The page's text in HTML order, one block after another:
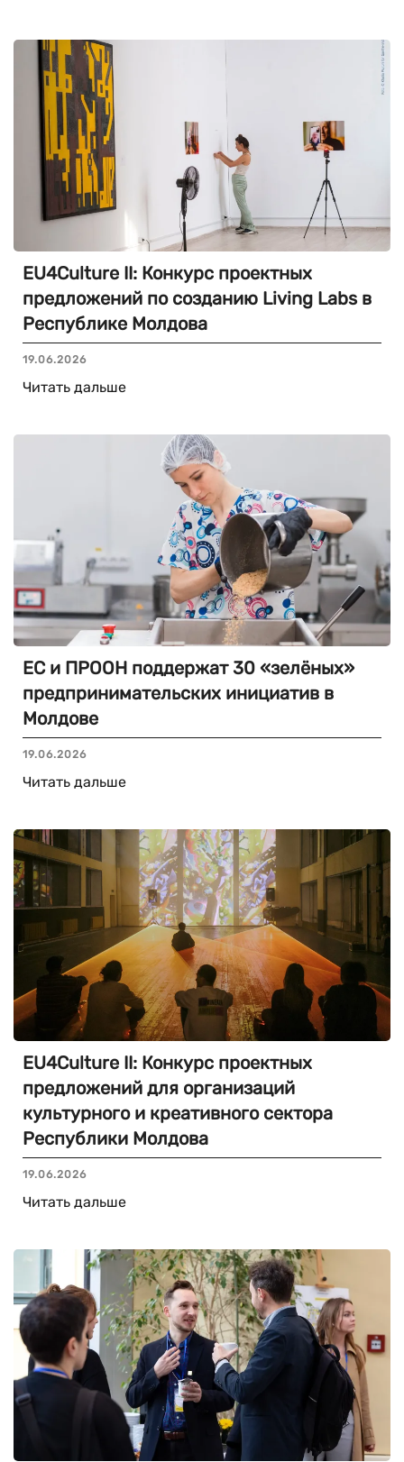
EU4Culture II: Конкурс проектных
предложений по созданию Living Labs в
Республике Молдова
19.06.2026
Читать дальше
ЕС и ПРООН поддержат 30 «зелёных»
предпринимательских инициатив в
Молдове
19.06.2026
Читать дальше
EU4Culture II: Конкурс проектных
предложений для организаций
культурного и креативного сектора
Республики Молдова
19.06.2026
Читать дальше